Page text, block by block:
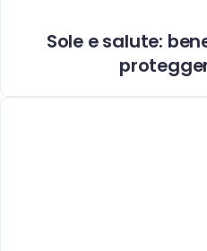
Sole e salute: